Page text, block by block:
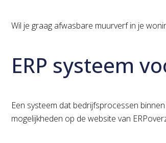
Wil je graag afwasbare muurverf in je
ERP systeem
Een systeem dat bedrijfsprocessen
mogelijkheden op de website van